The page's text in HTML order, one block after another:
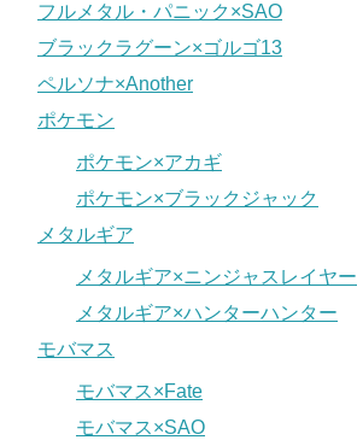
フルメタル・パニック×SAO
ブラックラグーン×ゴルゴ13
ペルソナ×Another
ポケモン
ポケモン×アカギ
ポケモン×ブラックジャック
メタルギア
メタルギア×ニンジャスレイヤー
メタルギア×ハンターハンター
モバマス
モバマス×Fate
モバマス×SAO